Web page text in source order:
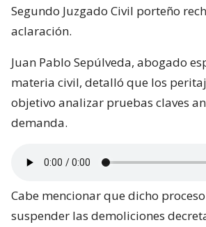
Segundo Juzgado Civil porteño
aclaración.
Juan Pablo Sepúlveda, abogado
materia civil, detalló que los
objetivo analizar pruebas claves
demanda.
Cabe mencionar que dicho
suspender las demoliciones